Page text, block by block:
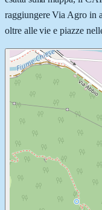
raggiungere Via Agro in
oltre alle vie e piazze